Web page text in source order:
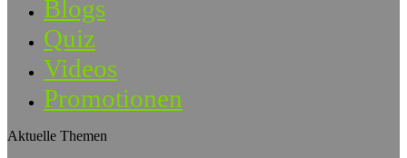
Blogs
Quiz
Videos
Promotionen
Aktuelle Themen